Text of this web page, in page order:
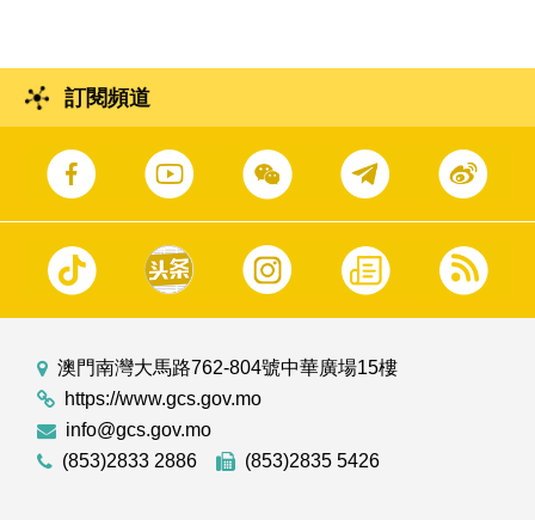
訂閱頻道
澳門南灣大馬路762-804號中華廣場15樓
https://www.gcs.gov.mo
info@gcs.gov.mo
(853)2833 2886
(853)2835 5426